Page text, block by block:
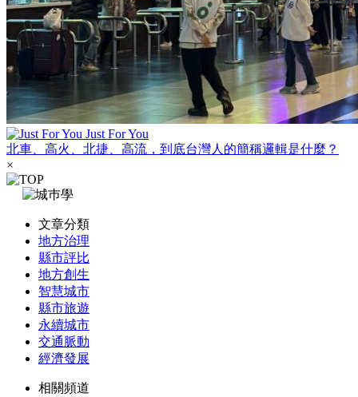
Just For You
北車、高火、北捷、高流，到底台灣人的簡稱邏輯是什麼？
×
文章分類
地方治理
縣市評比
地方創生
智慧城市
縣市旅遊
永續城市
交通脈動
經濟發展
相關頻道